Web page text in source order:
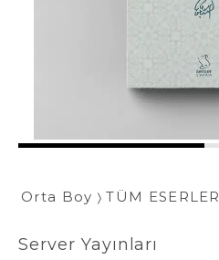
1
Orta Boy TÜM ESERLER
Server Yayınları